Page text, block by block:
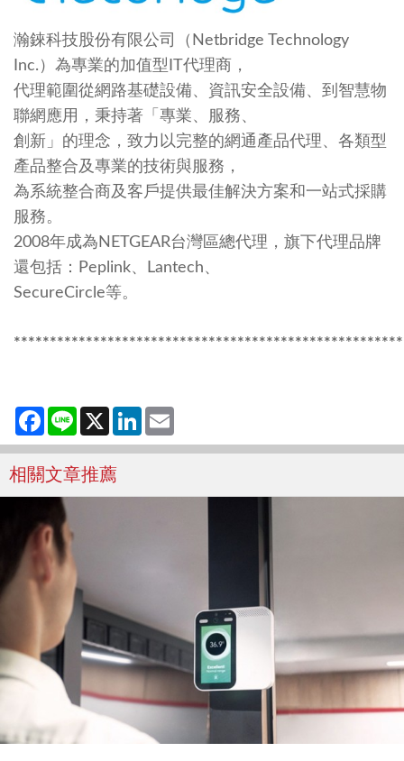
瀚錸科技股份有限公司（Netbridge Technology
Inc.）為專業的加值型IT代理商，
代理範圍從網路基礎設備、資訊安全設備、到智慧物
聯網應用，秉持著「專業、服務、
創新」的理念，致力以完整的網通產品代理、各類型
產品整合及專業的技術與服務，
為系統整合商及客戶提供最佳解決方案和一站式採購
服務。
2008年成為NETGEAR台灣區總代理，旗下代理品牌
還包括：Peplink、Lantech、
SecureCircle等。
Facebook
Line X LinkedIn
相關文章推薦